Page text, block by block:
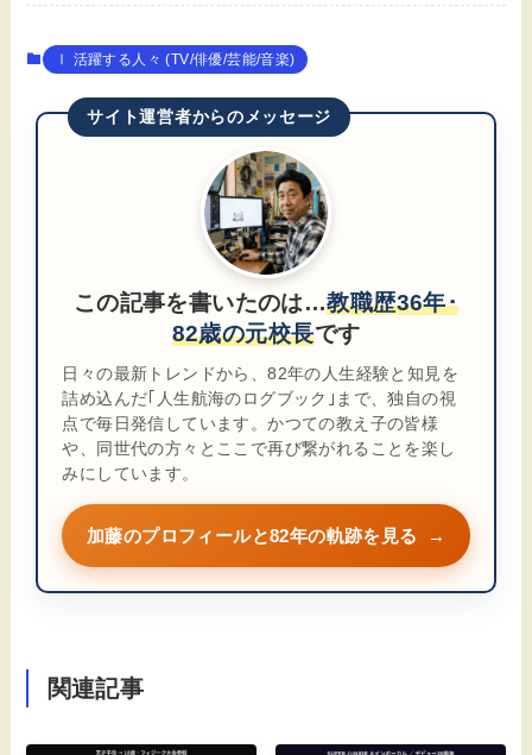
Ⅰ 活躍する人々 (TV/俳優/芸能/音楽)
サイト運営者からのメッセージ
この記事を書いたのは…教職歴36年･
82歳の元校長です
日々の最新トレンドから、82年の人生経験と知見を
詰め込んだ｢人生航海のログブック｣まで、独自の視
点で毎日発信しています。かつての教え子の皆様
や、同世代の方々とここで再び繋がれることを楽し
みにしています。
加藤のプロフィールと82年の軌跡を見る →
関連記事